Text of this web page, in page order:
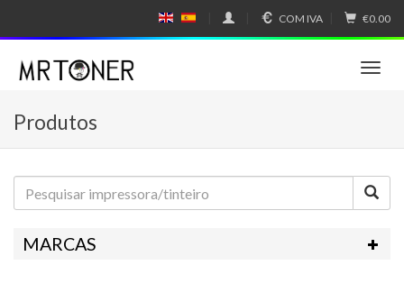
N
SP
COM IVA €0.00
T
n
a
v
g
Produtos
MARCAS